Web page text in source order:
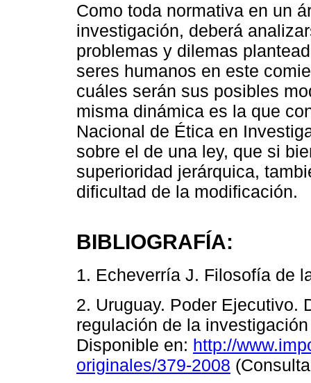
Como toda normativa en un
investigación, deberá
problemas y dilemas
seres humanos en este
cuáles serán sus posibles
misma dinámica es la que
Nacional de Ética en
sobre el de una ley, que si
superioridad jerárquica,
dificultad de la modificación.
BIBLIOGRAFÍA:
1. Echeverría J. Filosofía de
2. Uruguay. Poder Ejecutivo.
regulación de la
Disponible en: http://
originales/379-2008